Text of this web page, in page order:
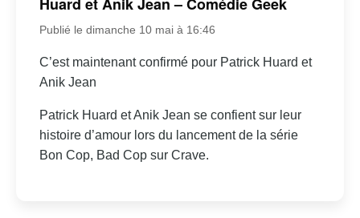
Huard et Anik Jean – Comédie Geek
Publié le dimanche 10 mai à 16:46
C’est maintenant confirmé pour Patrick Huard et
Anik Jean
Patrick Huard et Anik Jean se confient sur leur
histoire d’amour lors du lancement de la série
Bon Cop, Bad Cop sur Crave.